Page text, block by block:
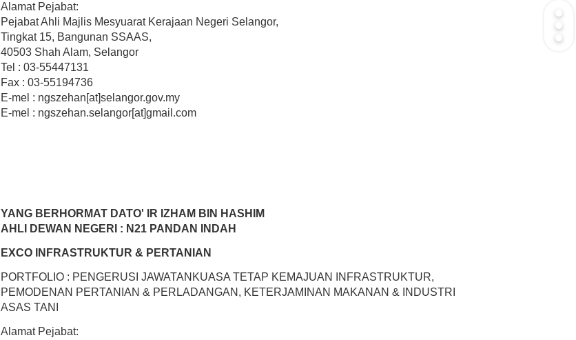
Alamat Pejabat:
Pejabat Ahli Majlis Mesyuarat Kerajaan Negeri Selangor,
Tingkat 15, Bangunan SSAAS,
40503 Shah Alam, Selangor
Tel : 03-55447131
Fax : 03-55194736
E-mel : ngszehan[at]selangor.gov.my
E-mel : ngszehan.selangor[at]gmail.com
YANG BERHORMAT DATO' IR IZHAM BIN HASHIM
AHLI DEWAN NEGERI : N21 PANDAN INDAH
EXCO INFRASTRUKTUR & PERTANIAN
PORTFOLIO : PENGERUSI JAWATANKUASA TETAP KEMAJUAN INFRASTRUKTUR,
PEMODENAN PERTANIAN & PERLADANGAN, KETERJAMINAN MAKANAN & INDUSTRI
ASAS TANI
Alamat Pejabat: